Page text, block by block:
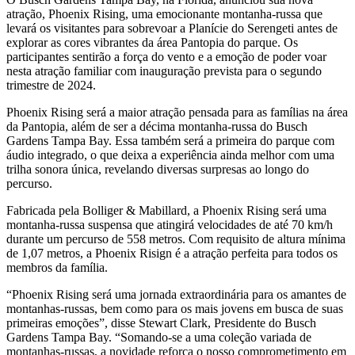
atração, Phoenix Rising, uma emocionante montanha-russa que
levará os visitantes para sobrevoar a Planície do Serengeti antes de
explorar as cores vibrantes da área Pantopia do parque. Os
participantes sentirão a força do vento e a emoção de poder voar
nesta atração familiar com inauguração prevista para o segundo
trimestre de 2024.
Phoenix Rising será a maior atração pensada para as famílias na área
da Pantopia, além de ser a décima montanha-russa do Busch
Gardens Tampa Bay. Essa também será a primeira do parque com
áudio integrado, o que deixa a experiência ainda melhor com uma
trilha sonora única, revelando diversas surpresas ao longo do
percurso.
Fabricada pela Bolliger & Mabillard, a Phoenix Rising será uma
montanha-russa suspensa que atingirá velocidades de até 70 km/h
durante um percurso de 558 metros. Com requisito de altura mínima
de 1,07 metros, a Phoenix Risign é a atração perfeita para todos os
membros da família.
“Phoenix Rising será uma jornada extraordinária para os amantes de
montanhas-russas, bem como para os mais jovens em busca de suas
primeiras emoções”, disse Stewart Clark, Presidente do Busch
Gardens Tampa Bay. “Somando-se a uma coleção variada de
montanhas-russas, a novidade reforça o nosso comprometimento em